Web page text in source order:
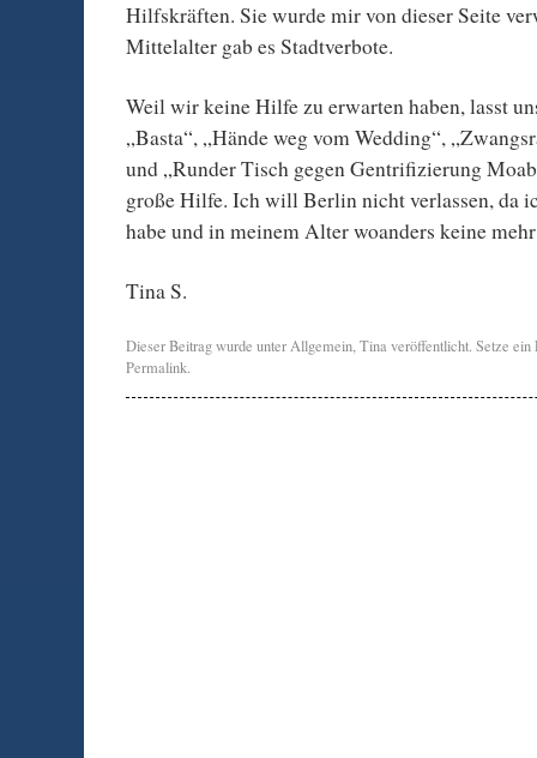
Hilfskräften. Sie wurde mir von dieser Seite
Mittelalter gab es Stadtverbote.
Weil wir keine Hilfe zu erwarten haben, lasst
„Basta“, „Hände weg vom Wedding“,
und „Runder Tisch gegen Gentrifizierung
große Hilfe. Ich will Berlin nicht verlassen, da
habe und in meinem Alter woanders keine
Tina S.
Dieser Beitrag wurde unterAllgemein,Tinaveröffentlicht. Setze
Permalink.